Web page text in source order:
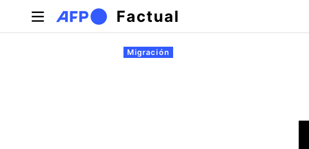
Pasar al contenido principal
Factual
Solapas principales
Migración